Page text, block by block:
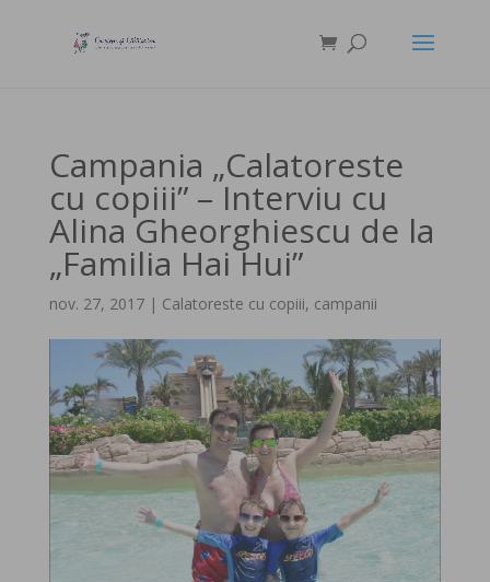
Campania „Calatoreste
cu copiii” – Interviu cu
Alina Gheorghiescu de la
„Familia Hai Hui”
nov. 27, 2017| Calatoreste cu copiii, campanii